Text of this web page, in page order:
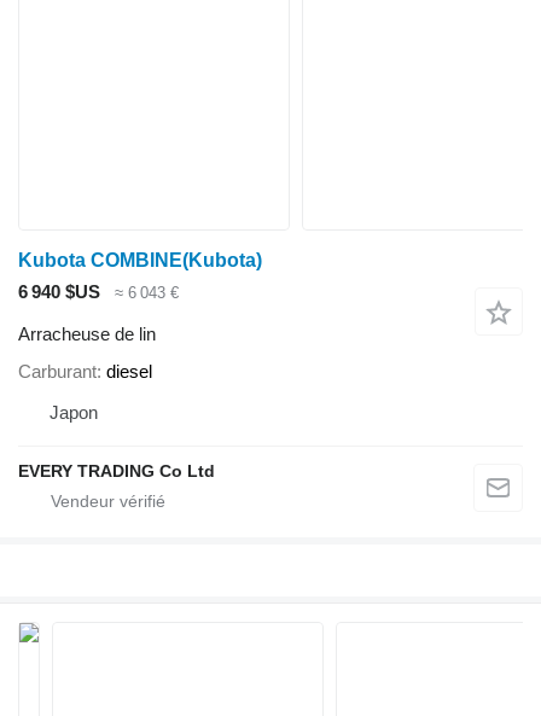
Kubota COMBINE(Kubota)
6 940 $US
≈ 6 043 €
Arracheuse de lin
Carburant diesel
Japon
EVERY TRADING Co Ltd